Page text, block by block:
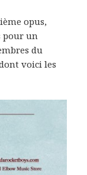
opus,
pour un
du
voici les